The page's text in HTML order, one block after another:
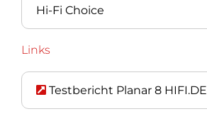
Hi-Fi Choice
Links
Testbericht Planar 8 HIFI.DE